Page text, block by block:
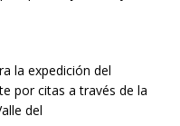
la expedición del
por citas a través de la
del